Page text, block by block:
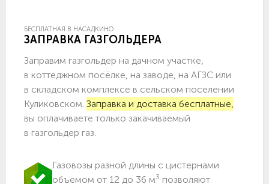
БЕСПЛАТНАЯ В НАСАДКИНО
ЗАПРАВКА ГАЗГОЛЬДЕРА
Заправим газгольдер на дачном участке,
в коттеджном посёлке, на заводе, на АГЗС или
в складском комплексе в сельском поселении
Куликовском. Заправка и доставка бесплатные,
вы оплачиваете только закачиваемый
в газгольдер газ.
Газовозы разной длины с цистернами
объемом от 12 до 36 м3 позволяют